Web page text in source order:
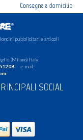
Consegna a domicilio
pubblicitari e articoli
(Milano) Italy
- e-mail:
SOCIAL